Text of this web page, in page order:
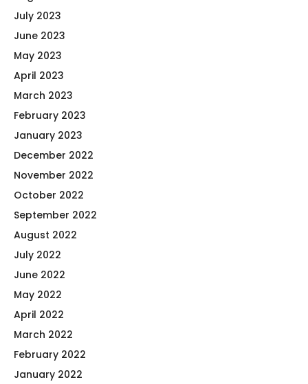
July 2023
June 2023
May 2023
April 2023
March 2023
February 2023
January 2023
December 2022
November 2022
October 2022
September 2022
August 2022
July 2022
June 2022
May 2022
April 2022
March 2022
February 2022
January 2022